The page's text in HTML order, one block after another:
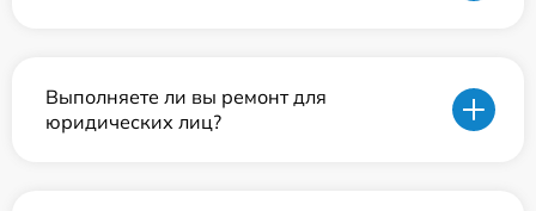
Выполняете ли вы ремонт для
юридических лиц?